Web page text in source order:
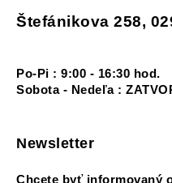
Štefánikova 258,
Po-Pi : 9:00 - 16:30 hod.
Sobota - Nedeľa :
Newsletter
Chcete byť informovaný